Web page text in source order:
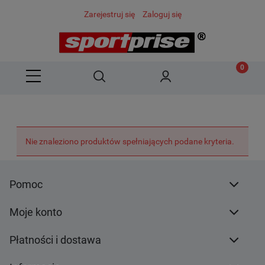
Zarejestruj się Zaloguj się
Nie znaleziono produktów spełniających podane kryteria.
Pomoc
Moje konto
Płatności i dostawa